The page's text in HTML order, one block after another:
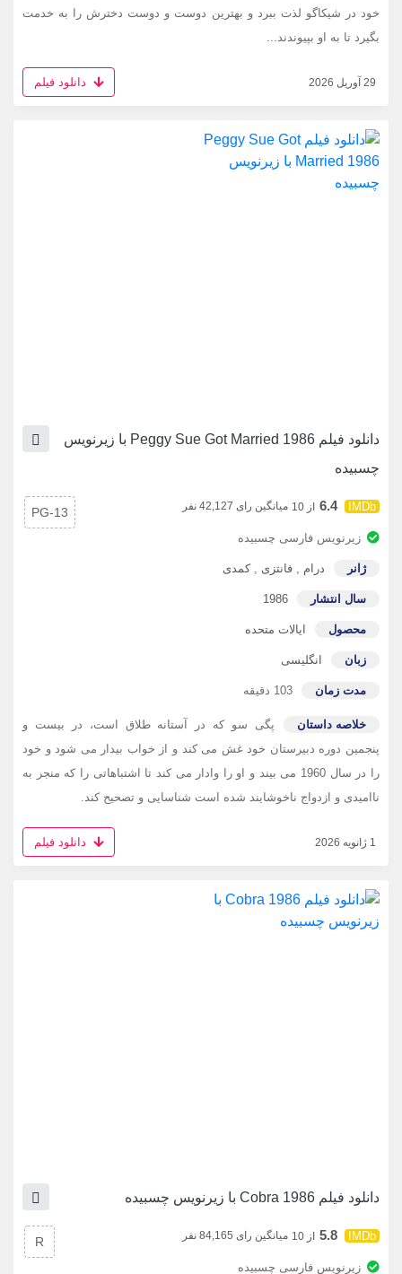
خود در شیکاگو لذت ببرد و بهترین دوست و دوست دخترش را به خدمت
بگیرد تا به او بپیوندند...
29 آوریل 2026 دانلود فیلم
دانلود فیلم Peggy Sue Got Married 1986 با زیرنویس
چسبیده
6.4 از 10 میانگین رای 42,127 نفر
زیرنویس فارسی چسبیده
ژانر درام , فانتزی ,کمدی
سال انتشار 1986
محصول ایالات متحده
زبان انگلیسی
مدت زمان 103 دقیقه
خلاصه داستان
پگی سو که در آستانه طلاق است، در بیست و
پنجمین دوره دبیرستان خود غش می کند و از خواب بیدار می شود و خود
را در سال 1960 می بیند و او را وادار می کند تا اشتباهاتی را که منجر به
ناامیدی و ازدواج ناخوشایند شده است شناسایی و تصحیح کند.
PG-13
1 ژانویه 2026 دانلود فیلم
دانلود فیلم Cobra 1986 با زیرنویس چسبیده
5.8 از 10 میانگین رای 84,165 نفر
زیرنویس فارسی چسبیده
R